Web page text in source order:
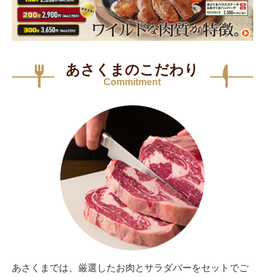
あさくまのこだわり
Commitment
あさくまでは、厳選したお肉とサラダバーをセットでご